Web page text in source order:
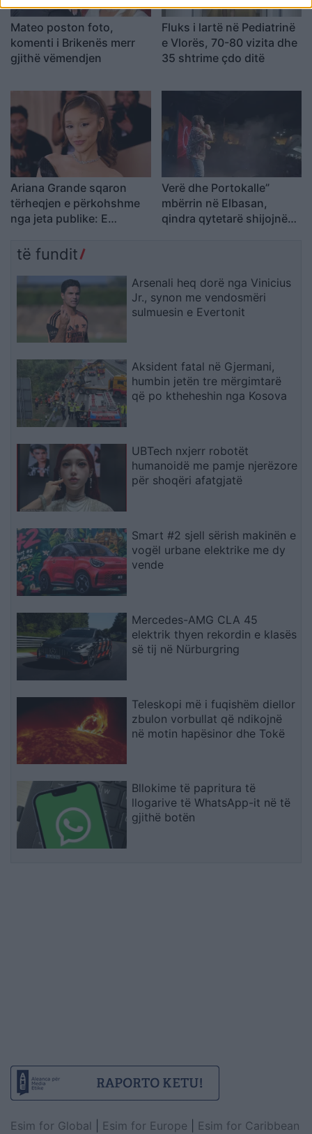
Mateo poston foto,
komenti i Brikenës merr
gjithë vëmendjen
Fluks i lartë në Pediatrinë
e Vlorës, 70-80 vizita dhe
35 shtrime çdo ditë
Ariana Grande sqaron
tërheqjen e përkohshme
nga jeta publike: E
Verë dhe Portokalle”
mbërrin në Elbasan,
qindra qytetarë shijojnë
të fundit
Arsenali heq dorë nga Vinicius
Jr., synon me vendosmëri
sulmuesin e Evertonit
Aksident fatal në Gjermani,
humbin jetën tre mërgimtarë
që po ktheheshin nga Kosova
UBTech nxjerr robotët
humanoidë me pamje njerëzore
për shoqëri afatgjatë
Smart #2 sjell sërish makinën e
vogël urbane elektrike me dy
vende
Mercedes-AMG CLA 45
elektrik thyen rekordin e klasës
së tij në Nürburgring
Teleskopi më i fuqishëm diellor
zbulon vorbullat që ndikojnë
në motin hapësinor dhe Tokë
Bllokime të papritura të
llogarive të WhatsApp-it në të
gjithë botën
Esim for Global Esim for Europe
Esim for Caribbean